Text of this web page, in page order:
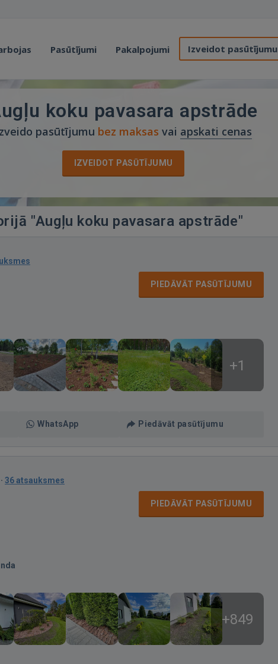
Pasūtījumi Pakalpojumi Izveidot pasūtījumu
koku pavasara apstrāde
pasūtījumu bez maksas vai apskati cenas
IZVEIDOT PASŪTĪJUMU
"Augļu koku pavasara apstrāde"
PIEDĀVĀT PASŪTĪJUMU
+1
WhatsApp Piedāvāt pasūtījumu
· 36 atsauksmes
PIEDĀVĀT PASŪTĪJUMU
+849